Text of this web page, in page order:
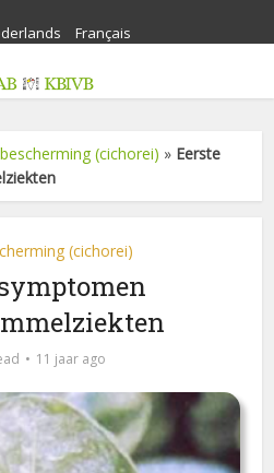
Français
(cichorei) » Eerste
(cichorei)
11 jaar ago